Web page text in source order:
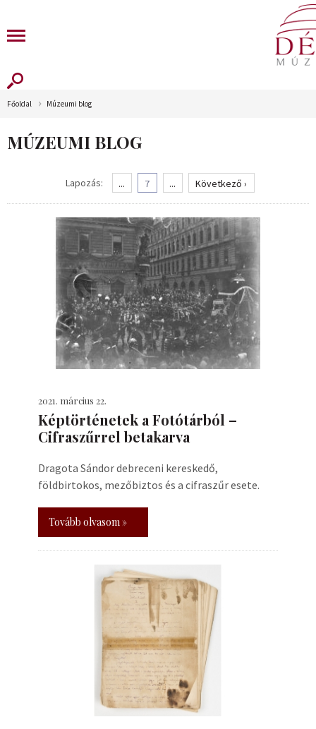
Főoldal Múzeumi blog
MÚZEUMI BLOG
Lapozás: ... 7 ... Következő ›
2021. március 22.
Képtörténetek a Fotótárból –
Cifraszűrrel betakarva
Dragota Sándor debreceni kereskedő,
földbirtokos, mezőbiztos és a cifraszűr esete.
Tovább olvasom »